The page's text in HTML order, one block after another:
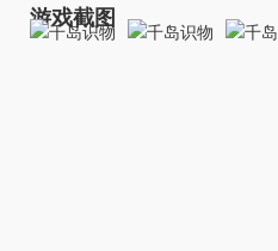
游戏截图